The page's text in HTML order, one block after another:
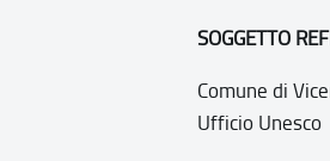
SOGGETTO
Comune di
Ufficio Unesco